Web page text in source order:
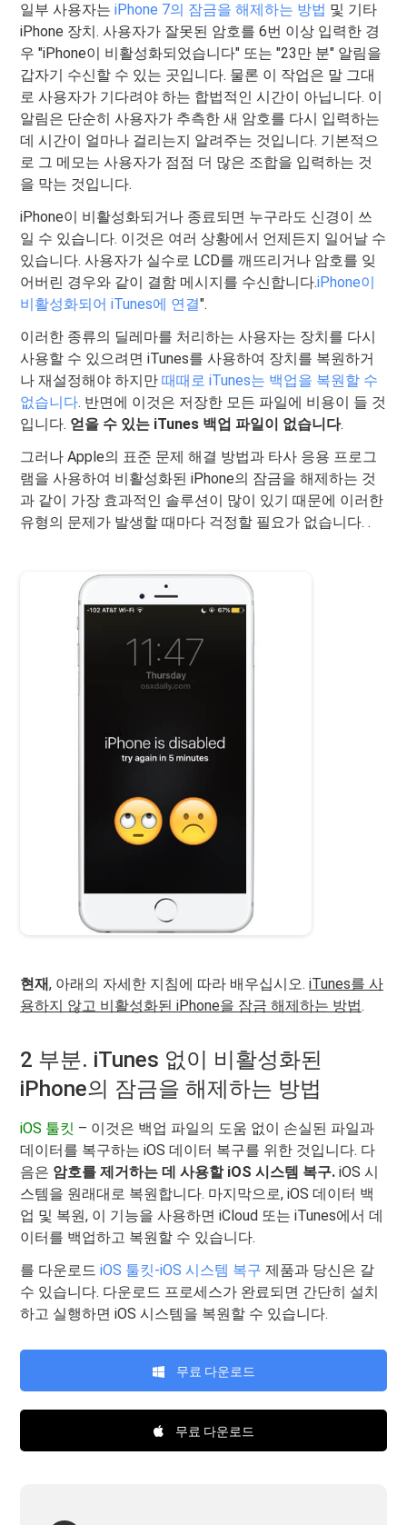
일부 사용자는iPhone 7의 잠금을 해제하는 방법 및 기타
iPhone 장치. 사용자가 잘못된 암호를 6번 이상 입력한 경
우 "iPhone이 비활성화되었습니다" 또는 "23만 분" 알림을
갑자기 수신할 수 있는 곳입니다. 물론 이 작업은 말 그대
로 사용자가 기다려야 하는 합법적인 시간이 아닙니다. 이
알림은 단순히 사용자가 추측한 새 암호를 다시 입력하는
데 시간이 얼마나 걸리는지 알려주는 것입니다. 기본적으
로 그 메모는 사용자가 점점 더 많은 조합을 입력하는 것
을 막는 것입니다.
iPhone이 비활성화되거나 종료되면 누구라도 신경이 쓰
일 수 있습니다. 이것은 여러 상황에서 언제든지 일어날 수
있습니다. 사용자가 실수로 LCD를 깨뜨리거나 암호를 잊
어버린 경우와 같이 결함 메시지를 수신합니다.iPhone이
비활성화되어 iTunes에 연결".
이러한 종류의 딜레마를 처리하는 사용자는 장치를 다시
사용할 수 있으려면 iTunes를 사용하여 장치를 복원하거
나 재설정해야 하지만때때로 iTunes는 백업을 복원할 수
없습니다. 반면에 이것은 저장한 모든 파일에 비용이 들 것
입니다. 얻을 수 있는 iTunes 백업 파일이 없습니다.
그러나 Apple의 표준 문제 해결 방법과 타사 응용 프로그
램을 사용하여 비활성화된 iPhone의 잠금을 해제하는 것
과 같이 가장 효과적인 솔루션이 많이 있기 때문에 이러한
유형의 문제가 발생할 때마다 걱정할 필요가 없습니다. .
현재, 아래의 자세한 지침에 따라 배우십시오.iTunes를 사
용하지 않고 비활성화된 iPhone을 잠금 해제하는 방법.
2 부분. iTunes 없이 비활성화된
iPhone의 잠금을 해제하는 방법
iOS 툴킷 – 이것은 백업 파일의 도움 없이 손실된 파일과
데이터를 복구하는 iOS 데이터 복구를 위한 것입니다. 다
음은 암호를 제거하는 데 사용할 iOS 시스템 복구. iOS 시
스템을 원래대로 복원합니다. 마지막으로, iOS 데이터 백
업 및 복원, 이 기능을 사용하면 iCloud 또는 iTunes에서 데
이터를 백업하고 복원할 수 있습니다.
를 다운로드iOS 툴킷-iOS 시스템 복구 제품과 당신은 갈
수 있습니다. 다운로드 프로세스가 완료되면 간단히 설치
하고 실행하면 iOS 시스템을 복원할 수 있습니다.
무료 다운로드
무료 다운로드